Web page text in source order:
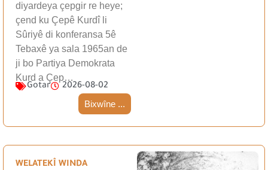
diyardeya çepgir re heye;
çend ku Çepê Kurdî li
Sûriyê di konferansa 5ê
Tebaxê ya sala 1965an de
ji bo Partiya Demokrata
Kurd a Çep…
Gotar 2026-08-02
Bixwîne ...
WELATEKÎ WINDA